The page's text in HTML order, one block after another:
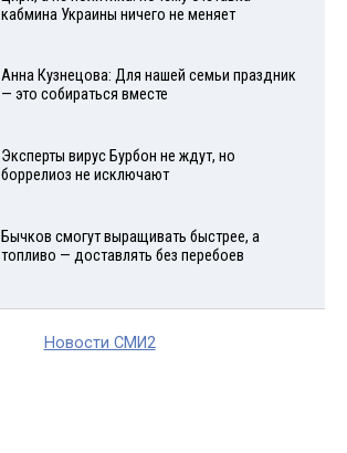
кабмина Украины ничего не меняет
Анна Кузнецова: Для нашей семьи праздник
— это собираться вместе
Эксперты вирус Бурбон не ждут, но
боррелиоз не исключают
Бычков смогут выращивать быстрее, а
топливо — доставлять без перебоев
Новости СМИ2